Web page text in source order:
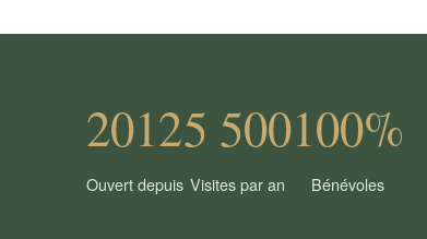
2012
Ouvert depuis
5 500
Visites par an
100%
Bénévoles